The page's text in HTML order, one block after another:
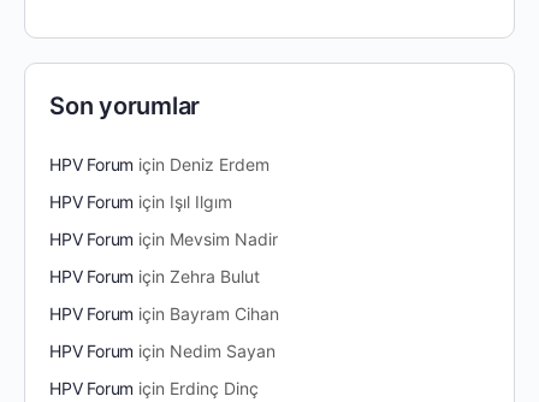
Son yorumlar
HPV Forum için Deniz Erdem
HPV Forum için Işıl Ilgım
HPV Forum için Mevsim Nadir
HPV Forum içinZehra Bulut
HPV Forum için Bayram Cihan
HPV Forum için Nedim Sayan
HPV Forum için Erdinç Dinç